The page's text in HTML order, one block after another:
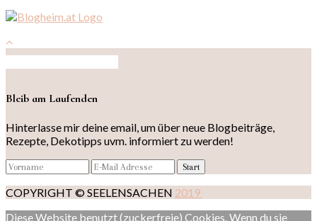
Bleib am Laufenden
Hinterlasse mir deine email, um über neue Blogbeiträge,
Rezepte, Dekotipps uvm. informiert zu werden!
COPYRIGHT © SEELENSACHEN 2019
Diese Website benutzt (zuckerfreie) Cookies. Wenn du sie